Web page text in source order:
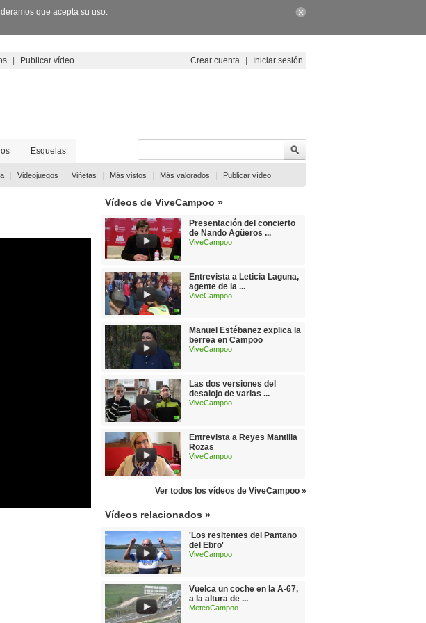
que acepta su uso.
Publicar vídeo Crear cuenta Iniciar sesión
Videojuegos Viñetas Más vistos Más valorados Publicar vídeo
Esquelas
Vídeos de ViveCampoo »
Presentación del concierto
de Nando Agüeros ...
ViveCampoo
Entrevista a Leticia Laguna,
agente de la ...
ViveCampoo
Manuel Estébanez explica la
berrea en Campoo
ViveCampoo
Las dos versiones del
desalojo de varias ...
ViveCampoo
Entrevista a Reyes Mantilla
Rozas
ViveCampoo
Ver todos los vídeos de ViveCampoo »
Vídeos relacionados »
'Los resitentes del Pantano
del Ebro'
ViveCampoo
Vuelca un coche en la A-67,
a la altura de ...
MeteoCampoo